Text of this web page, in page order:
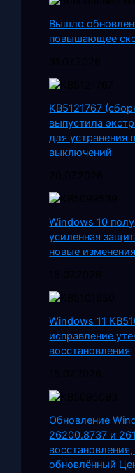
Вышло
повышающее
KB5121767
выпустила
для устранения
выключений
Windows 10
усиленная
новые
Windows 11
исправление
восстановления
Обновление
26200.8737 и
обновлённый